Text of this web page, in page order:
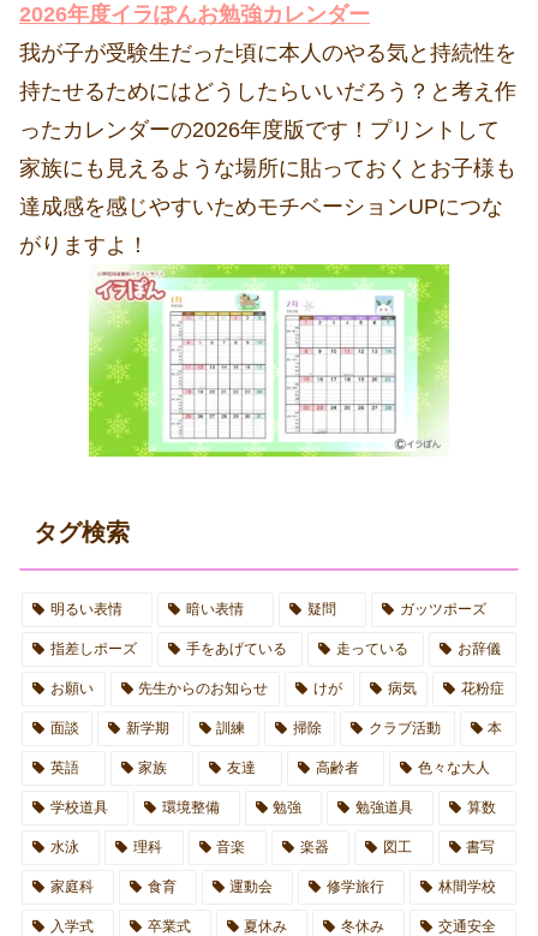
2026年度イラぽんお勉強カレンダー
我が子が受験生だった頃に本人のやる気と持続性を
持たせるためにはどうしたらいいだろう？と考え作
ったカレンダーの2026年度版です！プリントして
家族にも見えるような場所に貼っておくとお子様も
達成感を感じやすいためモチベーションUPにつな
がりますよ！
タグ検索
明るい表情 暗い表情 疑問 ガッツポーズ
指差しポーズ 手をあげている 走っている お辞儀
お願い 先生からのお知らせ けが 病気 花粉症
面談 新学期 訓練 掃除 クラブ活動 本
英語 家族 友達 高齢者 色々な大人
学校道具 環境整備 勉強 勉強道具 算数
水泳 理科 音楽 楽器 図工 書写
家庭科 食育 運動会 修学旅行 林間学校
入学式 卒業式 夏休み 冬休み 交通安全